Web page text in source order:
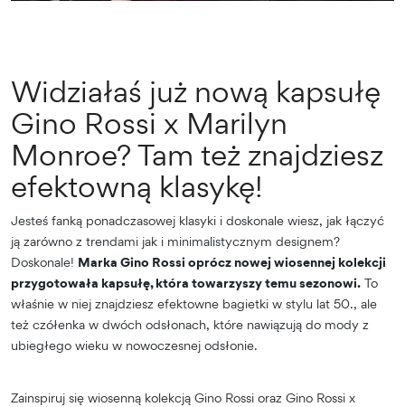
Widziałaś już nową kapsułę
Gino Rossi x Marilyn
Monroe? Tam też znajdziesz
efektowną klasykę!
Jesteś fanką ponadczasowej klasyki i doskonale wiesz, jak łączyć
ją zarówno z trendami jak i minimalistycznym designem?
Doskonale! Marka Gino Rossi oprócz nowej wiosennej kolekcji
przygotowała kapsułę, która towarzyszy temu sezonowi. To
właśnie w niej znajdziesz efektowne bagietki w stylu lat 50., ale
też czółenka w dwóch odsłonach, które nawiązują do mody z
ubiegłego wieku w nowoczesnej odsłonie.
Zainspiruj się wiosenną kolekcją Gino Rossi oraz Gino Rossi x